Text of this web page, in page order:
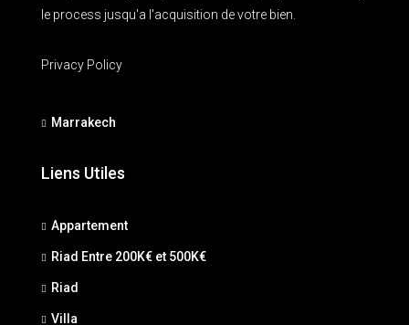
le process jusqu'a l'acquisition de votre bien.
Privacy Policy
Marrakech
Liens Utiles
Appartement
Riad Entre 200K€ et 500K€
Riad
Villa